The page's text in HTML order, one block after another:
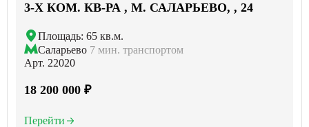
3-X КОМ. КВ-РА , М. САЛАРЬЕВО, , 24
Площадь: 65 кв.м.
Саларьево 7 мин. транспортом
Арт. 22020
18 200 000 ₽
Перейти